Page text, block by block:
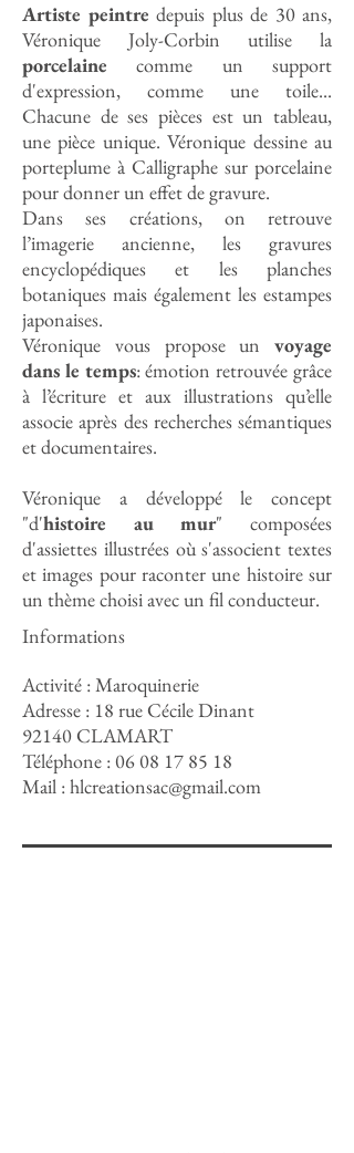
Artiste peintre depuis plus de 30 ans,
Véronique Joly-Corbin utilise la
porcelaine comme un support
d'expression, comme une toile...
Chacune de ses pièces est un tableau,
une pièce unique. Véronique dessine au
porteplume à Calligraphe sur porcelaine
pour donner un effet de gravure.
Dans ses créations, on retrouve
l’imagerie ancienne, les gravures
encyclopédiques et les planches
botaniques mais également les estampes
japonaises.
Véronique vous propose un voyage
dans le temps: émotion retrouvée grâce
à l’écriture et aux illustrations qu’elle
associe après des recherches sémantiques
et documentaires.
Véronique a développé le concept
"d'histoire au mur" composées
d'assiettes illustrées où s'associent textes
et images pour raconter une histoire sur
un thème choisi avec un fil conducteur.
Informations
Activité : Maroquinerie
Adresse : 18 rue Cécile Dinant
92140 CLAMART
Téléphone :06 08 17 85 18
Mail :hlcreationsac@gmail.com